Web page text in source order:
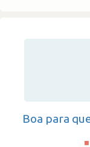
Boa para